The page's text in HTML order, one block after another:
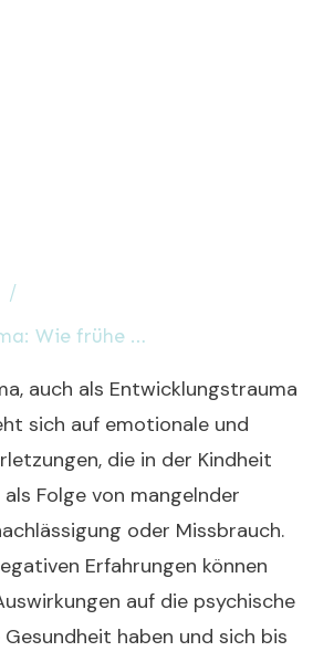
/
Bindungstrauma: Wie frühe Wunden heilen können
auch als Entwicklungstrauma
sich auf emotionale und
die in der Kindheit
Folge von mangelnder
oder Missbrauch.
Erfahrungen können
auf die psychische
haben und sich bis